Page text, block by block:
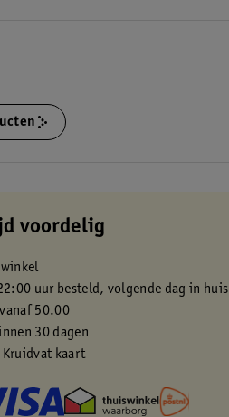
voordelig
uur besteld, volgende dag in huis
50.00
30 dagen
Kruidvat kaart